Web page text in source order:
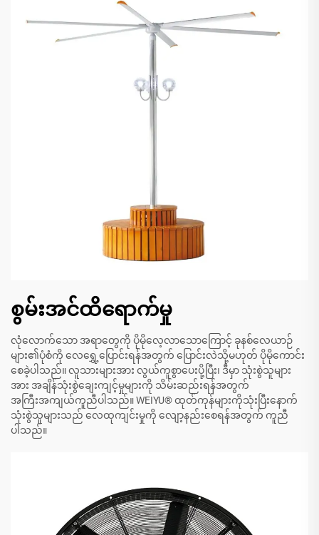
စွမ်းအင်ထိရောက်မှု
လုံလောက်သော အရာတွေကို ပိုမိုလေ့လာသောကြောင့် ခုနစ်လေယာဉ်
များ၏ပုံစံကို လေရွှေ့ပြောင်းရန်အတွက် ပြောင်းလဲသို့မဟုတ် ပိုမိုကောင်း
စေခဲ့ပါသည်။ လူသားများအား လွယ်ကူစွာပေးပို့ပြီး၊ ဒီမှာ သုံးစွဲသူများ
အား အချိန်သုံးစွဲချေးကျင့်မှုများကို သိမ်းဆည်းရန်အတွက်
အကြီးအကျယ်ကူညီပါသည်။ WEIYU® ထုတ်ကုန်များကိုသုံးပြီးနောက်
သုံးစွဲသူများသည် လေထုကျင်းမှုကို လျော့နည်းစေရန်အတွက် ကူညီ
ပါသည်။